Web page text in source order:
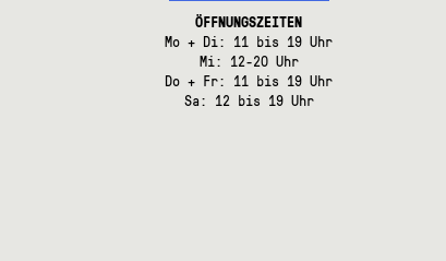
ÖFFNUNGSZEITEN
Mo + Di: 11 bis 19 Uhr
Mi: 12-20 Uhr
Do + Fr: 11 bis 19 Uhr
Sa: 12 bis 19 Uhr